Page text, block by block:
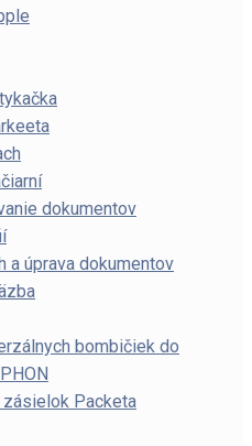
dokumentov
a úprava dokumentov
bombičiek do
Packeta